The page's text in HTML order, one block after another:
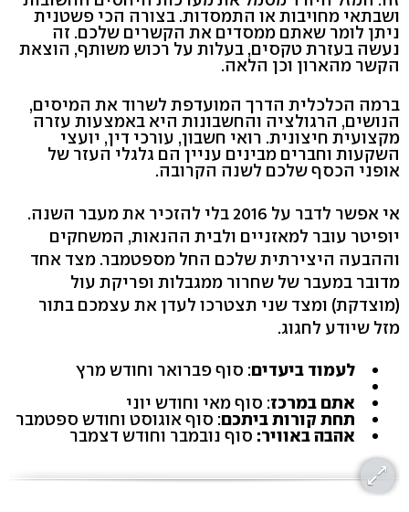
ושבתאי מחויבות או התמסדות. בצורה הכי פשטנית
ניתן לומר שאתם ממסדים את הקשרים שלכם. זה
נעשה בעזרת טקסים, בעלות על רכוש משותף, הוצאת
הקשר מהארון וכן הלאה.
ברמה הכלכלית הדרך המועדפת לשרוד את המיסים,
הנושים, הרגולציה והחשבונות היא באמצעות עזרה
מקצועית חיצונית. רואי חשבון, עורכי דין, יועצי
השקעות וחברים מבינים עניין הם גלגלי העזר של
אופני הכסף שלכם לשנה הקרובה.
אי אפשר לדבר על 2016 בלי להזכיר את מעבר השנה.
יופיטר עובר למאזניים ולבית ההנאות, המשחקים
וההבעה היצירתית שלכם החל מספטמבר. מצד אחד
מדובר במעבר של שחרור ממגבלות ופריקת עול
(מוצדקת) ומצד שני תצטרכו לעדן את עצמכם בתור
מזל שיודע לחגוג.
לעמוד ביעדים: סוף פברואר וחודש מרץ
אתם במרכז: סוף מאי וחודש יוני
תחת קורות ביתכם: סוף אוגוסט וחודש ספטמבר
אהבה באוויר: סוף נובמבר וחודש דצמבר